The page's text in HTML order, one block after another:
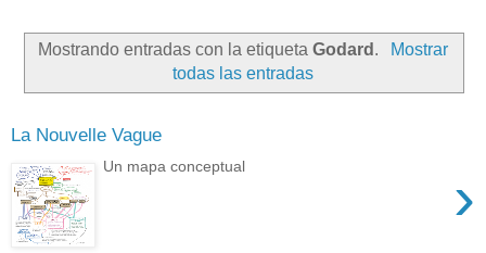
Mostrando entradas con la etiquetaGodard .
Mostrar
todas las entradas
La Nouvelle Vague
›
Un mapa conceptual